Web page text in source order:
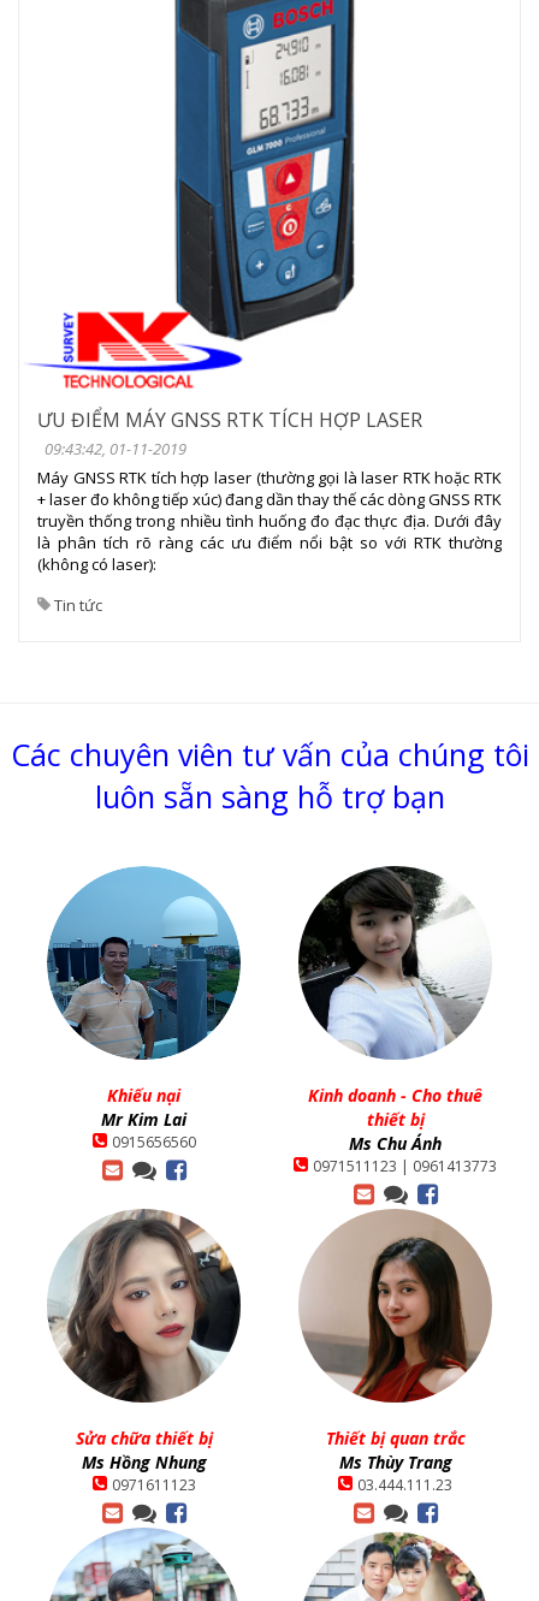
ƯU ĐIỂM MÁY GNSS RTK TÍCH HỢP LASER
09:43:42, 01-11-2019
Máy GNSS RTK tích hợp laser (thường gọi là laser RTK hoặc RTK
+ laser đo không tiếp xúc) đang dần thay thế các dòng GNSS RTK
truyền thống trong nhiều tình huống đo đạc thực địa. Dưới đây
là phân tích rõ ràng các ưu điểm nổi bật so với RTK thường
(không có laser):
Tin tức
Các chuyên viên tư vấn của chúng tôi
luôn sẵn sàng hỗ trợ bạn
Khiếu nại
Mr Kim Lai
0915656560
Kinh doanh - Cho thuê
thiết bị
Ms Chu Ánh
0971511123 | 0961413773
Sửa chữa thiết bị
Ms Hồng Nhung
0971611123
Thiết bị quan trắc
Ms Thùy Trang
03.444.111.23